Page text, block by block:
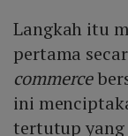
Langkah itu
pertama
commerce
ini
tertutup yang